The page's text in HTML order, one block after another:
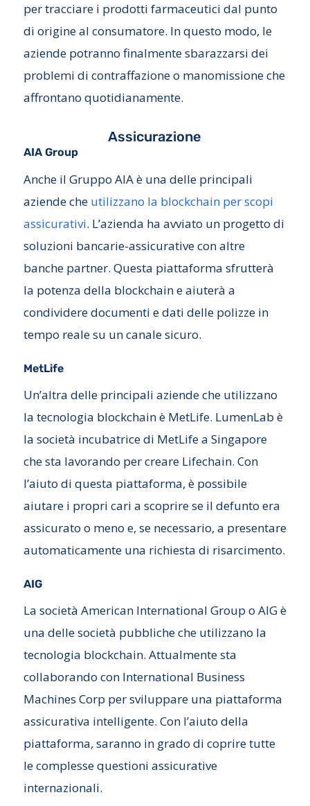
per tracciare i prodotti farmaceutici dal punto
di origine al consumatore. In questo modo, le
aziende potranno finalmente sbarazzarsi dei
problemi di contraffazione o manomissione che
affrontano quotidianamente.
Assicurazione
AIA Group
Anche il Gruppo AIA è una delle principali
aziende che utilizzano la blockchain per scopi
assicurativi. L’azienda ha avviato un progetto di
soluzioni bancarie-assicurative con altre
banche partner. Questa piattaforma sfrutterà
la potenza della blockchain e aiuterà a
condividere documenti e dati delle polizze in
tempo reale su un canale sicuro.
MetLife
Un’altra delle principali aziende che utilizzano
la tecnologia blockchain è MetLife. LumenLab è
la società incubatrice di MetLife a Singapore
che sta lavorando per creare Lifechain. Con
l’aiuto di questa piattaforma, è possibile
aiutare i propri cari a scoprire se il defunto era
assicurato o meno e, se necessario, a presentare
automaticamente una richiesta di risarcimento.
AIG
La società American International Group o AIG è
una delle società pubbliche che utilizzano la
tecnologia blockchain. Attualmente sta
collaborando con International Business
Machines Corp per sviluppare una piattaforma
assicurativa intelligente. Con l’aiuto della
piattaforma, saranno in grado di coprire tutte
le complesse questioni assicurative
internazionali.